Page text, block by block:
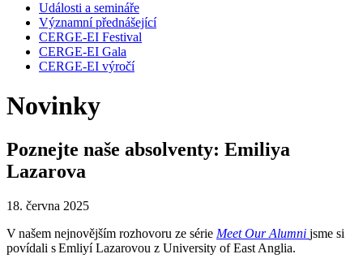
Události a semináře
Významní přednášející
CERGE-EI Festival
CERGE-EI Gala
CERGE-EI výročí
Novinky
Poznejte naše absolventy: Emiliya
Lazarova
18. června 2025
V našem nejnovějším rozhovoru ze série Meet Our Alumni jsme si
povídali s Emliyí Lazarovou z University of East Anglia.